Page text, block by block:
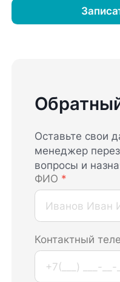
Оставьте свои
менеджер
вопросы и
ФИО *
Контактный